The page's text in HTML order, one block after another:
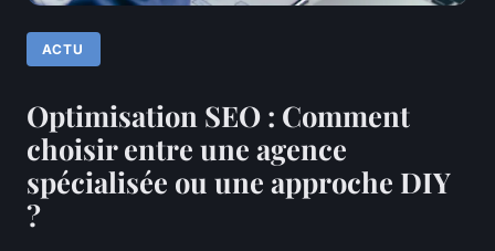
ACTU
Optimisation SEO : Comment
choisir entre une agence
spécialisée ou une approche DIY
?